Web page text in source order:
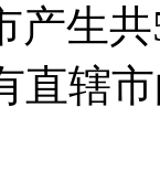
产生
直辖